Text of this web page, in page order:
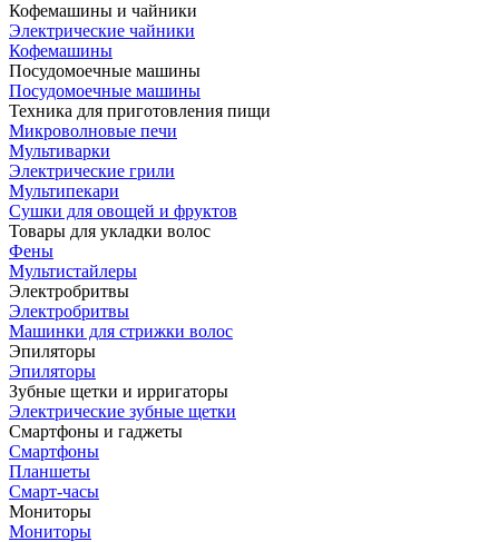
Кофемашины и чайники
Электрические чайники
Кофемашины
Посудомоечные машины
Посудомоечные машины
Техника для приготовления пищи
Микроволновые печи
Мультиварки
Электрические грили
Мультипекари
Сушки для овощей и фруктов
Товары для укладки волос
Фены
Мультистайлеры
Электробритвы
Электробритвы
Машинки для стрижки волос
Эпиляторы
Эпиляторы
Зубные щетки и ирригаторы
Электрические зубные щетки
Смартфоны и гаджеты
Смартфоны
Планшеты
Смарт-часы
Мониторы
Мониторы